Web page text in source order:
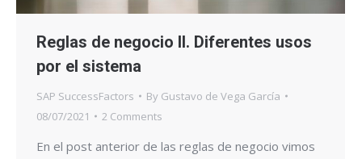
Reglas de negocio II. Diferentes usos
por el sistema
SAP SuccessFactors By Gustavo de Vega García
08/07/2021
2 Comments
En el post anterior de las reglas de negocio vimos